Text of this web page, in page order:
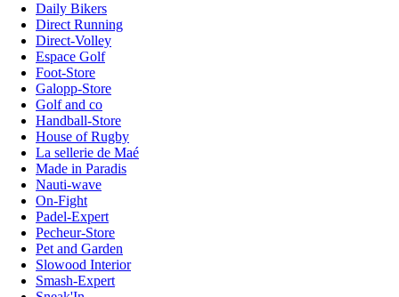
Daily Bikers
Direct Running
Direct-Volley
Espace Golf
Foot-Store
Galopp-Store
Golf and co
Handball-Store
House of Rugby
La sellerie de Maé
Made in Paradis
Nauti-wave
On-Fight
Padel-Expert
Pecheur-Store
Pet and Garden
Slowood Interior
Smash-Expert